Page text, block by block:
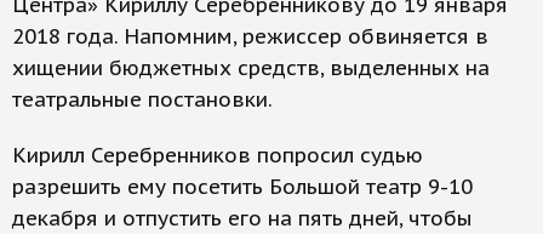
Центра» Кириллу Серебренникову до 19 января
2018 года. Напомним, режиссер обвиняется в
хищении бюджетных средств, выделенных на
театральные постановки.
Кирилл Серебренников попросил судью
разрешить ему посетить Большой театр 9-10
декабря и отпустить его на пять дней, чтобы